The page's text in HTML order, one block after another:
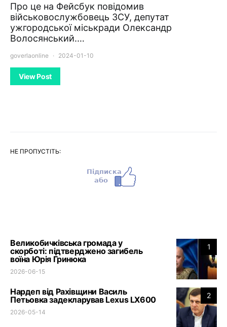
Про це на Фейсбук повідомив
військовослужбовець ЗСУ, депутат
ужгородської міськради Олександр
Волосянський.…
goverlaonline 2024-01-10
View Post
НЕ ПРОПУСТІТЬ:
1
Великобичківська громада у
скорботі: підтверджено загибель
воїна Юрія Гринюка
2026-06-15
2
Нардеп від Рахівщини Василь
Петьовка задекларував Lexus LX600
2026-05-14